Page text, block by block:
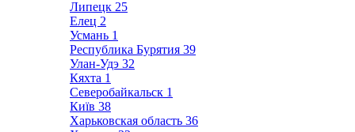
Липецк 25
Елец 2
Усмань 1
Республика Бурятия 39
Улан-Удэ 32
Кяхта 1
Северобайкальск 1
Київ 38
Харьковская область 36